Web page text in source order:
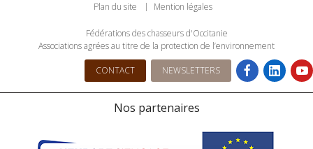
Plan du site
Mention légales
Fédérations des chasseurs d'Occitanie
Associations agrées au titre de la protection de l’environnement
CONTACT NEWSLETTERS
Nos partenaires